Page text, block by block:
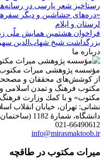
رستاخیز شعر پارسی در
«دره‌های حشاشین و دیگر
لرستان و ایلام
فراخوان هشتمین همایش ملّی
بزرگداشت شیخ شهاب‌الدین
درباره ما
از كوشش‌های محققان و مصححان
مكتوب فرهنگ و تمدن اسلامی و
مكتوب» و با كمك وزارت
نشانی: تهران، خیابان انقلاب
دانشگاه، شمارۀ 1182 (ساختمان فروردین)، طبقۀ دوم
021-66490612
info@mirasmaktoob.ir
میرات مکتوب در طاقچه